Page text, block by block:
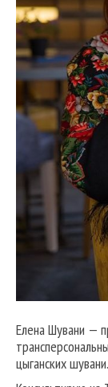
Елена Шувани —
цыганских шувани.